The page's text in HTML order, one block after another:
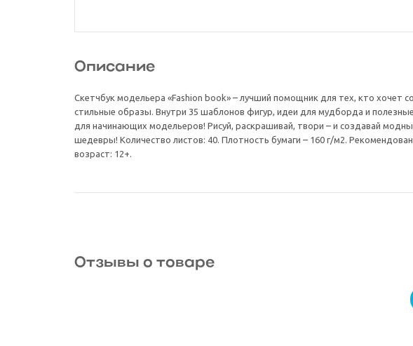
Описание
Скетчбук модельера «Fashion book» – лучший помощник для тех, кто хочет
стильные образы. Внутри 35 шаблонов фигур, идеи для мудборда и
для начинающих модельеров! Рисуй, раскрашивай, твори – и создавай
шедевры! Количество листов: 40. Плотность бумаги – 160 г/м2.
возраст: 12+.
Отзывы о товаре